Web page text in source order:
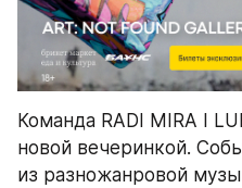
Команда RADI MIRA I
новой вечеринкой.
из разножанровой